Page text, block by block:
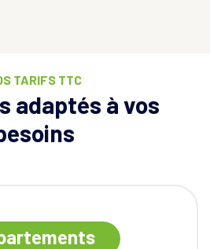
TARIFS TTC
adaptés à vos